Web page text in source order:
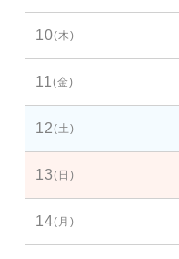
10(木)
11(金)
12(土)
13(日)
14(月)